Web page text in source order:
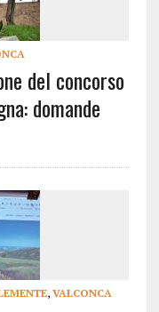
del concorso
domande
, VALCONCA